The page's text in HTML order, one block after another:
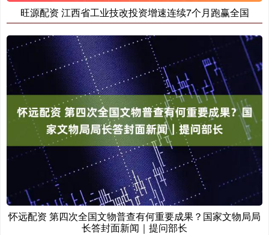
旺源配资 江西省工业技改投资增速连续7个月跑赢全国
怀远配资 第四次全国文物普查有何重要成果？国家文物局局
长答封面新闻｜提问部长